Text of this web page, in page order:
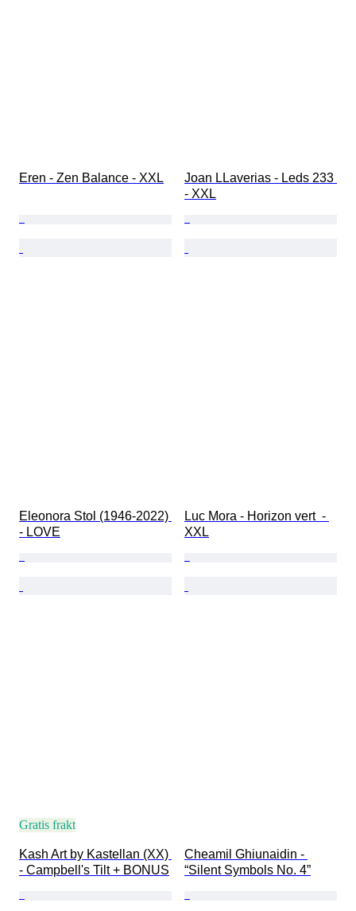
Eren - Zen Balance - XXL
Joan LLaverias - Leds 233
- XXL
Eleonora Stol (1946-2022)
- LOVE
Luc Mora - Horizon vert  -
XXL
Gratis frakt
Kash Art by Kastellan (XX)
- Campbell's Tilt + BONUS
Cheamil Ghiunaidin -
“Silent Symbols No. 4”